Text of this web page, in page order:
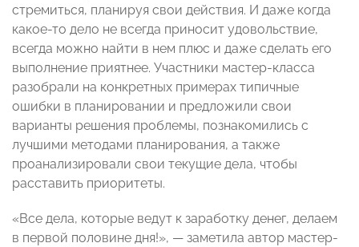
стремиться, планируя свои действия. И даже когда
какое-то дело не всегда приносит удовольствие,
всегда можно найти в нем плюс и даже сделать его
выполнение приятнее. Участники мастер-класса
разобрали на конкретных примерах типичные
ошибки в планировании и предложили свои
варианты решения проблемы, познакомились с
лучшими методами планирования, а также
проанализировали свои текущие дела, чтобы
расставить приоритеты.
«Все дела, которые ведут к заработку денег, делаем
в первой половине дня!», — заметила автор мастер-